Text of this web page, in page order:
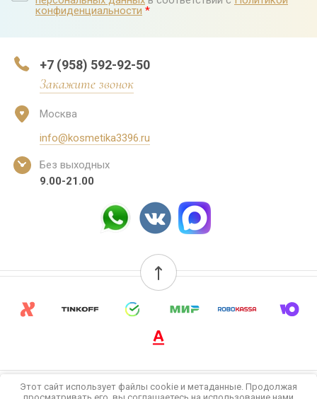
конфиденциальности *
+7 (958) 592-92-50
Закажите звонок
Москва
info@kosmetika3396.ru
Без выходных
9.00-21.00
Этот сайт использует файлы cookie и метаданные. Продолжая